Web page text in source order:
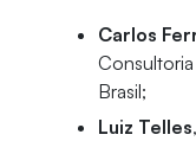
Carlos
Brasil;
Luiz Telles